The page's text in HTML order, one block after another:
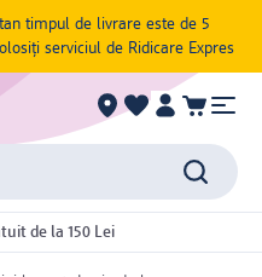
timpul de livrare este de 5
serviciul de Ridicare Expres
de la 150 Lei